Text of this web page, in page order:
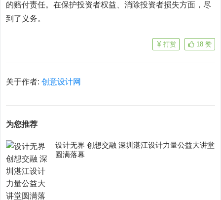
的赔付责任。在保护投资者权益、消除投资者损失方面，尽
到了义务。
18 赞
打赏
关于作者:创意设计网
为您推荐
设计无界 创想交融 深圳湛江设计力量公益大讲堂
圆满落幕